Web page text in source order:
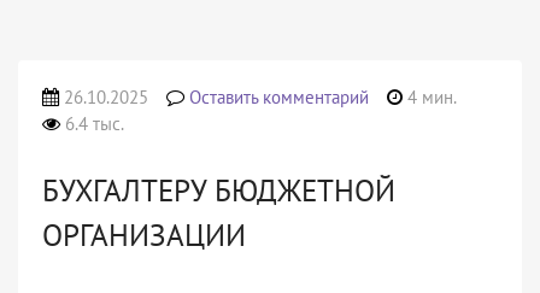
26.10.2025 Оставить комментарий
4 мин.
6.4 тыс.
БУХГАЛТЕРУ БЮДЖЕТНОЙ
ОРГАНИЗАЦИИ